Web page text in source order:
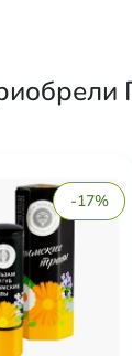
-17%